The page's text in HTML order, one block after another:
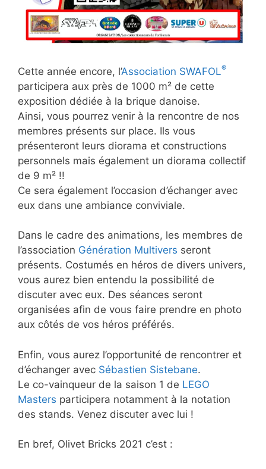
Cette année encore, l’Association SWAFOL®
participera aux près de 1000 m² de cette
exposition dédiée à la brique danoise.
Ainsi, vous pourrez venir à la rencontre de nos
membres présents sur place. Ils vous
présenteront leurs diorama et constructions
personnels mais également un diorama collectif
de 9 m² !!
Ce sera également l’occasion d’échanger avec
eux dans une ambiance conviviale.
Dans le cadre des animations, les membres de
l’association Génération Multivers seront
présents. Costumés en héros de divers univers,
vous aurez bien entendu la possibilité de
discuter avec eux. Des séances seront
organisées afin de vous faire prendre en photo
aux côtés de vos héros préférés.
Enfin, vous aurez l’opportunité de rencontrer et
d’échanger avec Sébastien Sistebane.
Le co-vainqueur de la saison 1 de LEGO
Masters participera notamment à la notation
des stands. Venez discuter avec lui !
En bref, Olivet Bricks 2021 c’est :